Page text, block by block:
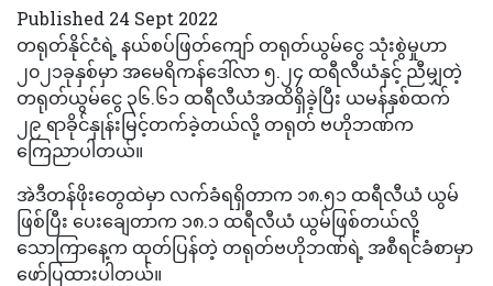
Published 24 Sept 2022
တရုတ်နိုင်ငံရဲ့ နယ်စပ်ဖြတ်ကျော် တရုတ်ယွမ်ငွေ သုံးစွဲမှုဟာ
၂၀၂၁ခုနှစ်မှာ အမေရိကန်ဒေါ်လာ ၅.၂၄ ထရီလီယံနှင့် ညီမျှတဲ့
တရုတ်ယွမ်ငွေ ၃၆.၆၁ ထရီလီယံအထိရှိခဲ့ပြီး ယမန်နှစ်ထက်
၂၉ ရာခိုင်နှုန်းမြင့်တက်ခဲ့တယ်လို့ တရုတ် ဗဟိုဘဏ်က
ကြေညာပါတယ်။
အဲဒီတန်ဖိုးတွေထဲမှာ လက်ခံရရှိတာက ၁၈.၅၁ ထရီလီယံ ယွမ်
ဖြစ်ပြီး ပေးချေတာက ၁၈.၁ ထရီလီယံ ယွမ်ဖြစ်တယ်လို့
သောကြာနေ့က ထုတ်ပြန်တဲ့ တရုတ်ဗဟိုဘဏ်ရဲ့ အစီရင်ခံစာမှာ
ဖော်ပြထားပါတယ်။